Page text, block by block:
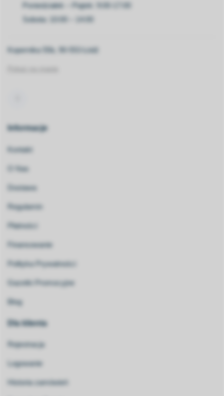
Poniedziałek – Piątek: 9:00-17:00
Sobota: 10:00 – 14:00
Kopernika 55b, 90-553 Łódź
Informacje
Kontakt
O Nas
Dostawa
Regulamin
Płatności
Finansowanie
Polityka Prywatności
Gazetki Promocyjne
Blog
Dla klienta
Rejestracja
Logowanie
Historia zamówień